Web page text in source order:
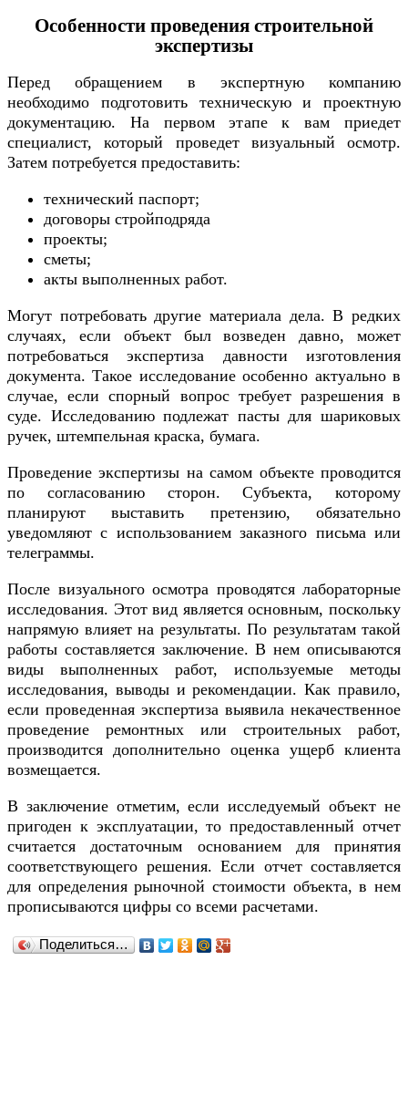
Особенности проведения строительной
экспертизы
Перед обращением в экспертную компанию
необходимо подготовить техническую и проектную
документацию. На первом этапе к вам приедет
специалист, который проведет визуальный осмотр.
Затем потребуется предоставить:
технический паспорт;
договоры стройподряда
проекты;
сметы;
акты выполненных работ.
Могут потребовать другие материала дела. В редких
случаях, если объект был возведен давно, может
потребоваться экспертиза давности изготовления
документа. Такое исследование особенно актуально в
случае, если спорный вопрос требует разрешения в
суде. Исследованию подлежат пасты для шариковых
ручек, штемпельная краска, бумага.
Проведение экспертизы на самом объекте проводится
по согласованию сторон. Субъекта, которому
планируют выставить претензию, обязательно
уведомляют с использованием заказного письма или
телеграммы.
После визуального осмотра проводятся лабораторные
исследования. Этот вид является основным, поскольку
напрямую влияет на результаты. По результатам такой
работы составляется заключение. В нем описываются
виды выполненных работ, используемые методы
исследования, выводы и рекомендации. Как правило,
если проведенная экспертиза выявила некачественное
проведение ремонтных или строительных работ,
производится дополнительно оценка ущерб клиента
возмещается.
В заключение отметим, если исследуемый объект не
пригоден к эксплуатации, то предоставленный отчет
считается достаточным основанием для принятия
соответствующего решения. Если отчет составляется
для определения рыночной стоимости объекта, в нем
прописываются цифры со всеми расчетами.
Поделиться…